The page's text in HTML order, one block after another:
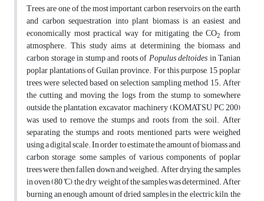
Trees are one of the most important carbon reservoirs on the earth
and carbon sequestration into plant biomass is an easiest and
economically most practical way for mitigating the CO2 from
atmosphere. This study aims at determining the biomass and
carbon storage in stump and roots ofPopulus deltoidesin Tanian
poplar plantations of Guilan province. For this purpose, 15 poplar
trees were selected based on selection sampling method 15. After
the cutting and moving the logs from the stump to somewhere
outside the plantation, excavator machinery (KOMATSU PC 200)
was used to remove the stumps and roots from the soil. After
separating the stumps and roots, mentioned parts were weighed
using a digital scale. In order to estimate the amount of biomass and
carbon storage, some samples of various components of poplar
trees were then fallen down and weighed. After drying the samples
in oven (80 ̊C), the dry weight of the samples was determined. After
burning an enough amount of dried samples in the electric kiln, the